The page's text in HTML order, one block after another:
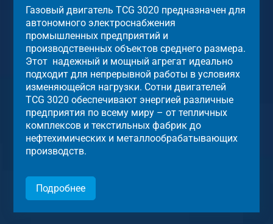
Газовый двигатель TCG 3020 предназначен для
автономного электроснабжения
промышленных предприятий и
производственных объектов среднего размера.
Этот надежный и мощный агрегат идеально
подходит для непрерывной работы в условиях
изменяющейся нагрузки. Сотни двигателей
TCG 3020 обеспечивают энергией различные
предприятия по всему миру – от тепличных
комплексов и текстильных фабрик до
нефтехимических и металлообрабатывающих
производств.
Подробнее